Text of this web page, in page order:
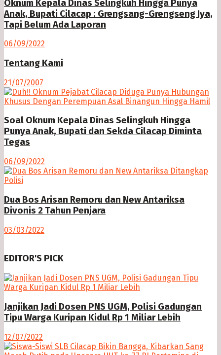
Oknum Kepala Dinas Selingkuh Hingga Punya
Anak, Bupati Cilacap : Grengsang-Grengseng Iya,
Tapi Belum Ada Laporan
06/09/2022
Tentang Kami
21/07/2007
Soal Oknum Kepala Dinas Selingkuh Hingga
Punya Anak, Bupati dan Sekda Cilacap Diminta
Tegas
06/09/2022
Dua Bos Arisan Remoru dan New Antariksa
Divonis 2 Tahun Penjara
03/03/2022
EDITOR'S PICK
Janjikan Jadi Dosen PNS UGM, Polisi Gadungan
Tipu Warga Kuripan Kidul Rp 1 Miliar Lebih
12/07/2022